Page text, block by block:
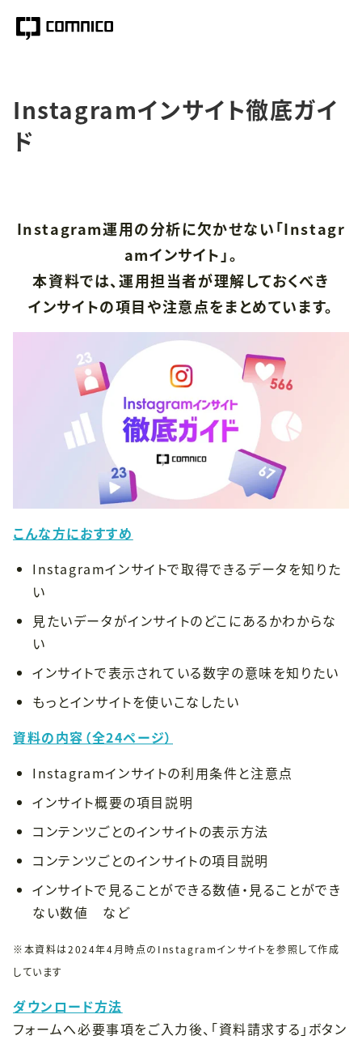
Instagramインサイト徹底ガイ
ド
Instagram運用の分析に欠かせない「Instagr
amインサイト」。
本資料では、運用担当者が理解しておくべき
インサイトの項目や注意点をまとめています。
こんな方におすすめ
Instagramインサイトで取得できるデータを知りた
い
見たいデータがインサイトのどこにあるかわからな
い
インサイトで表示されている数字の意味を知りたい
もっとインサイトを使いこなしたい
資料の内容（全24ページ）
Instagramインサイトの利用条件と注意点
インサイト概要の項目説明
コンテンツごとのインサイトの表示方法
コンテンツごとのインサイトの項目説明
インサイトで見ることができる数値・見ることができ
ない数値 など
※本資料は2024年4月時点のInstagramインサイトを参照して作成
しています
ダウンロード方法
フォームへ必要事項をご入力後、「資料請求する」ボタン